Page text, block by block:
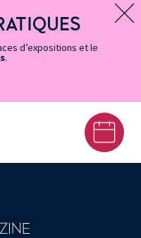
d’expositions et le
.